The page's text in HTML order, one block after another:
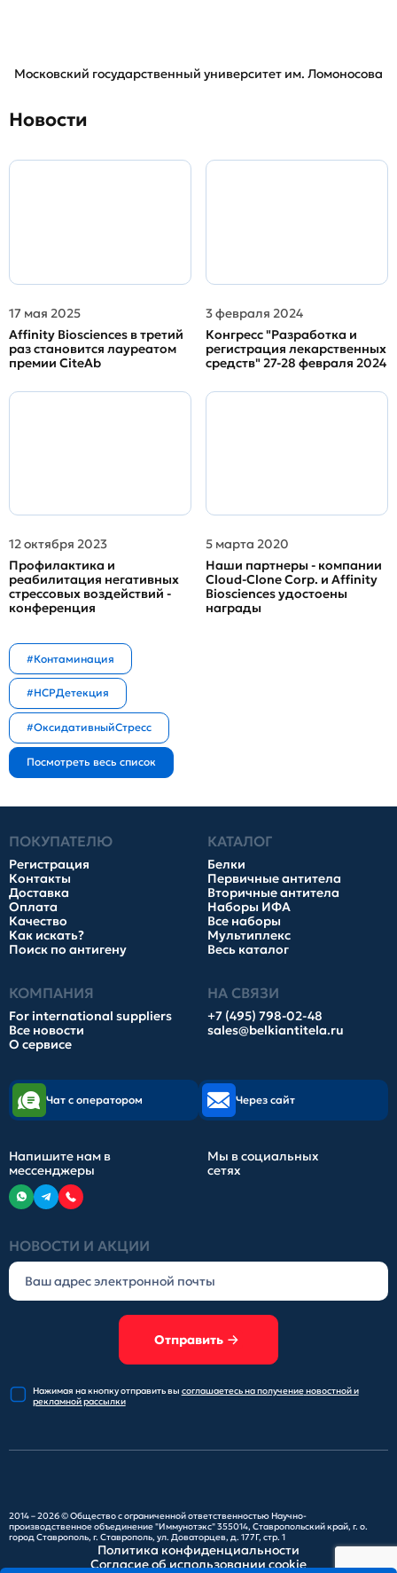
Московский государственный университет им. Ломоносова
Новости
17 мая 2025
Affinity Biosciences в третий
раз становится лауреатом
премии CiteAb
3 февраля 2024
Конгресс "Разработка и
регистрация лекарственных
средств" 27-28 февраля 2024
12 октября 2023
Профилактика и
реабилитация негативных
стрессовых воздействий -
конференция
5 марта 2020
Наши партнеры - компании
Cloud-Clone Corp. и Affinity
Biosciences удостоены
награды
#Контаминация
#HCPДетекция
#ОксидативныйСтресс
ПОКУПАТЕЛЮ
Регистрация
Контакты
Доставка
Оплата
Качество
Как искать?
Поиск по антигену
КАТАЛОГ
Белки
Первичные антитела
Вторичные антитела
Наборы ИФА
Все наборы
Мультиплекс
Весь каталог
КОМПАНИЯ
For international suppliers
Все новости
О сервисе
НА СВЯЗИ
+7 (495) 798-02-48
sales@belkiantitela.ru
НОВОСТИ И АКЦИИ
Отправить
Нажимая на кнопку отправитьвы соглашаетесь на получениеновостной и
рекламной рассылки
Чат с оператором Через сайт
Напишите нам в
мессенджеры
Мы в социальных
сетях
2014 – 2026 ©Общество с ограниченной ответственностью Научно-
производственное объединение "Иммунотэкс"355014, Ставропольский край, г. о.
город Ставрополь, г. Ставрополь, ул. Доваторцев, д. 177Г, стр. 1
Политика конфиденциальности
Согласие об использовании cookie